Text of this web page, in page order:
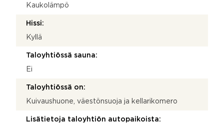
Kaukolämpö
Hissi:
Kyllä
Taloyhtiössä sauna:
Ei
Taloyhtiössä on:
Kuivaushuone, väestönsuoja ja kellarikomero
Lisätietoja taloyhtiön autopaikoista: